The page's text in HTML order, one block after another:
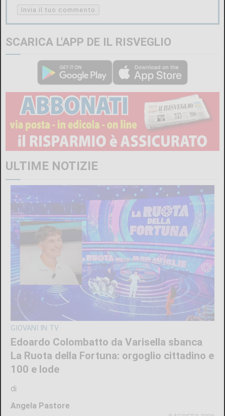
SCARICA L'APP DE IL RISVEGLIO
ULTIME NOTIZIE
GIOVANI IN TV
Edoardo Colombatto da Varisella sbanca
La Ruota della Fortuna: orgoglio cittadino e
100 e lode
di
Angela Pastore